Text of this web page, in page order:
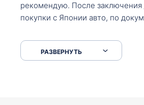
рекомендую. После заключения
покупки с Японии авто, по
что заполнить, куда зайти,
приехал за авто. Меня тепло
РАЗВЕРНУТЬ